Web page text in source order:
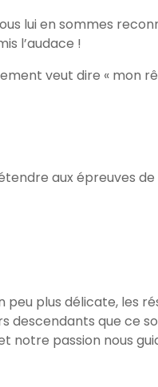
lui en sommes
l’audace !
veut dire « mon
aux épreuves de
peu plus délicate, les
que ce
notre passion nous